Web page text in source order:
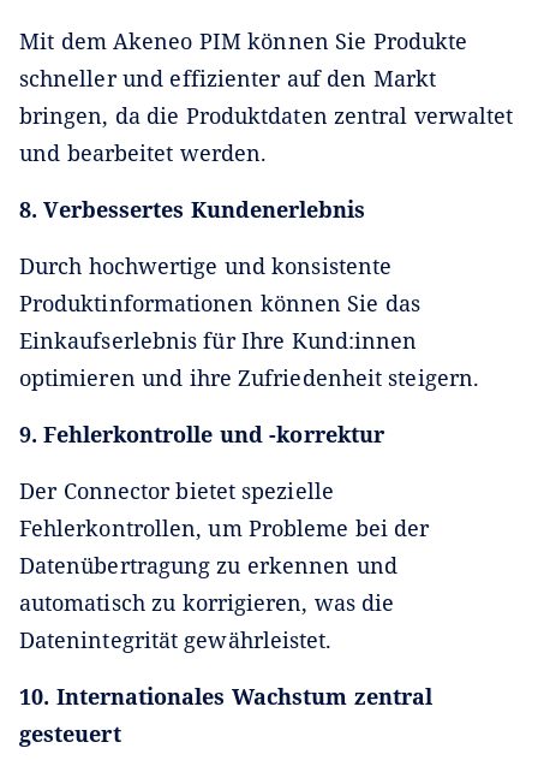
Mit dem Akeneo PIM können Sie Produkte
schneller und effizienter auf den Markt
bringen, da die Produktdaten zentral verwaltet
und bearbeitet werden.
8. Verbessertes Kundenerlebnis
Durch hochwertige und konsistente
Produktinformationen können Sie das
Einkaufserlebnis für Ihre Kund:innen
optimieren und ihre Zufriedenheit steigern.
9. Fehlerkontrolle und -korrektur
Der Connector bietet spezielle
Fehlerkontrollen, um Probleme bei der
Datenübertragung zu erkennen und
automatisch zu korrigieren, was die
Datenintegrität gewährleistet.
10. Internationales Wachstum zentral
gesteuert